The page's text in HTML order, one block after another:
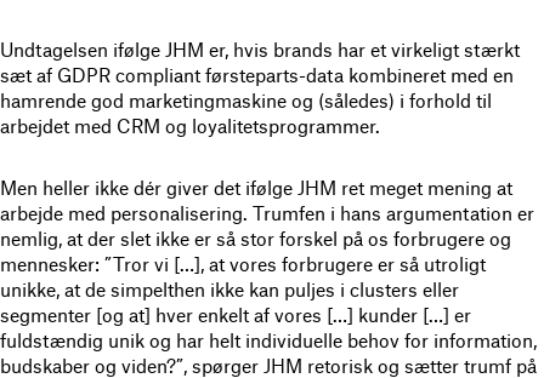
Undtagelsen ifølge JHM er, hvis brands har et virkeligt stærkt
sæt af GDPR compliant førsteparts-data kombineret med en
hamrende god marketingmaskine og (således) i forhold til
arbejdet med CRM og loyalitetsprogrammer.
Men heller ikke dér giver det ifølge JHM ret meget mening at
arbejde med personalisering. Trumfen i hans argumentation er
nemlig, at der slet ikke er så stor forskel på os forbrugere og
mennesker: ”Tror vi […], at vores forbrugere er så utroligt
unikke, at de simpelthen ikke kan puljes i clusters eller
segmenter [og at] hver enkelt af vores […] kunder […] er
fuldstændig unik og har helt individuelle behov for information,
budskaber og viden?”, spørger JHM retorisk og sætter trumf på